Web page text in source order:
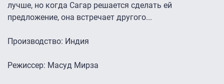
лучше, но когда Сагар решается сделать ей
предложение, она встречает другого...
Производство: Индия
Режиссер: Масуд Мирза